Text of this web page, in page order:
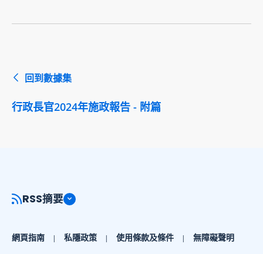
回到數據集
行政長官2024年施政報告 - 附篇
RSS摘要
網頁指南 私隱政策 使用條款及條件 無障礙聲明